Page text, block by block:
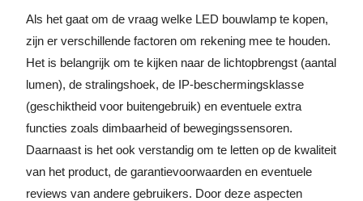
Als het gaat om de vraag welke LED bouwlamp te kopen,
zijn er verschillende factoren om rekening mee te houden.
Het is belangrijk om te kijken naar de lichtopbrengst (aantal
lumen), de stralingshoek, de IP-beschermingsklasse
(geschiktheid voor buitengebruik) en eventuele extra
functies zoals dimbaarheid of bewegingssensoren.
Daarnaast is het ook verstandig om te letten op de kwaliteit
van het product, de garantievoorwaarden en eventuele
reviews van andere gebruikers. Door deze aspecten